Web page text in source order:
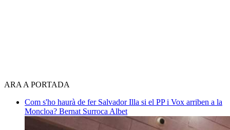
ARA A PORTADA
Com s'ho haurà de fer Salvador Illa si el PP i Vox arriben a la
Moncloa? Bernat Surroca Albet